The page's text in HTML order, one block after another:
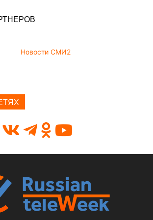
Новости СМИ2